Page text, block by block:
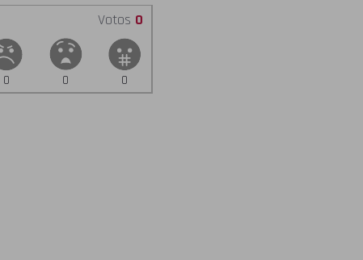
Votos 0
0 0 0